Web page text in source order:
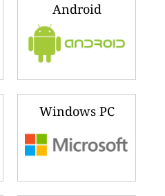
Android
Windows PC